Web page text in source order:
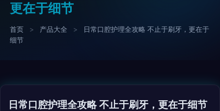
更在于细节
首页 > 产品大全 >
日常口腔护理全攻略 不止于刷牙，更在于
细节
日常口腔护理全攻略 不止于刷牙，更在于细节